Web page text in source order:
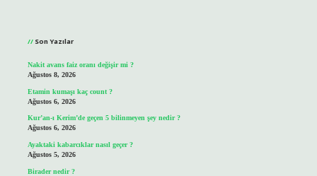
Son Yazılar
Nakit avans faiz oranı değişir mi ?
Ağustos 8, 2026
Etamin kumaşı kaç count ?
Ağustos 6, 2026
Kur’an-ı Kerim’de geçen 5 bilinmeyen şey nedir ?
Ağustos 6, 2026
Ayaktaki kabarcıklar nasıl geçer ?
Ağustos 5, 2026
Birader nedir ?